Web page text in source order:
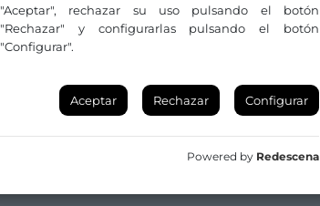
"Aceptar", rechazar su uso pulsando el botón
"Rechazar" y configurarlas pulsando el botón
"Configurar".
Aceptar Rechazar Configurar
Powered by Redescena